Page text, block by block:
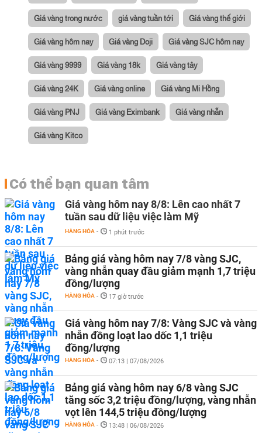
Giá vàng trong nước giá vàng tuần tới Giá vàng thế giới
Giá vàng hôm nay Giá vàng Doji Giá vàng SJC hôm nay
Giá vàng 9999 Giá vàng 18k Giá vàng tây
Giá vàng 24K Giá vàng online Giá vàng Mi Hồng
Giá vàng PNJ Giá vàng Eximbank Giá vàng nhẫn
Giá vàng Kitco
Có thể bạn quan tâm
Giá vàng hôm nay 8/8: Lên cao nhất 7
tuần sau dữ liệu việc làm Mỹ
HÀNG HÓA - 1 phút trước
Bảng giá vàng hôm nay 7/8 vàng SJC,
vàng nhẫn quay đầu giảm mạnh 1,7 triệu
đồng/lượng
HÀNG HÓA - 17 giờ trước
Giá vàng hôm nay 7/8: Vàng SJC và vàng
nhẫn đồng loạt lao dốc 1,1 triệu
đồng/lượng
HÀNG HÓA - 07:13 | 07/08/2026
Bảng giá vàng hôm nay 6/8 vàng SJC
tăng sốc 3,2 triệu đồng/lượng, vàng nhẫn
vọt lên 144,5 triệu đồng/lượng
HÀNG HÓA - 13:48 | 06/08/2026